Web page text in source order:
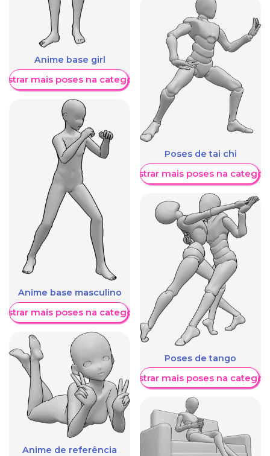
Anime base girl
mais poses na categoria
Anime base masculino
mais poses na categoria
Anime de referência
Poses de tai chi
Mostrar mais poses na
Poses de tango
Mostrar mais poses na